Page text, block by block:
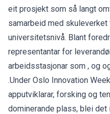
eit prosjekt som så langt
samarbeid med
universitetsnivå. Blant
representantar for
arbeidsstasjonar som , og
.Under Oslo Innovation
apputviklarar, forsking og
dominerande plass, blei det